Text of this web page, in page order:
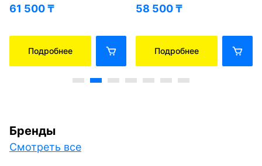
61 500₸
Подробнее
58 500₸
Подробнее
Бренды
Смотреть все